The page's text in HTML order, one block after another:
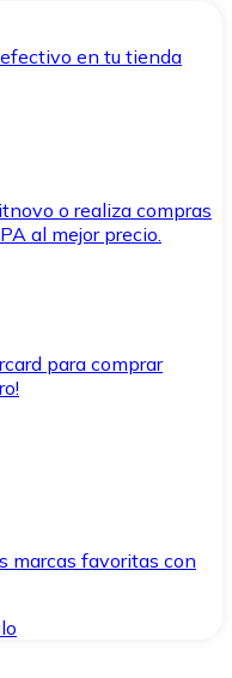
en tu tienda
o realiza compras
al mejor precio.
para comprar
marcas favoritas con